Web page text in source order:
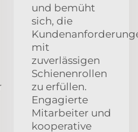
und bemüht
sich, die
mit
zuverlässigen
Schienenrollen
zu erfüllen.
Engagierte
Mitarbeiter und
kooperative